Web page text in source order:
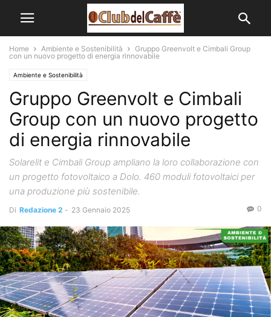
Home Ambiente e Sostenibilità
Gruppo Greenvolt e Cimbali Group
con un nuovo progetto di energia rinnovabile
Ambiente e Sostenibilità
Gruppo Greenvolt e Cimbali
Group con un nuovo progetto
di energia rinnovabile
Solarelit e Cimbali Group ampliano la loro collaborazione con
un progetto fotovoltaico a Dolo. 460 moduli fotovoltaici per
una produzione più sostenibile.
Di Redazione 2 - 23 Gennaio 2025 0